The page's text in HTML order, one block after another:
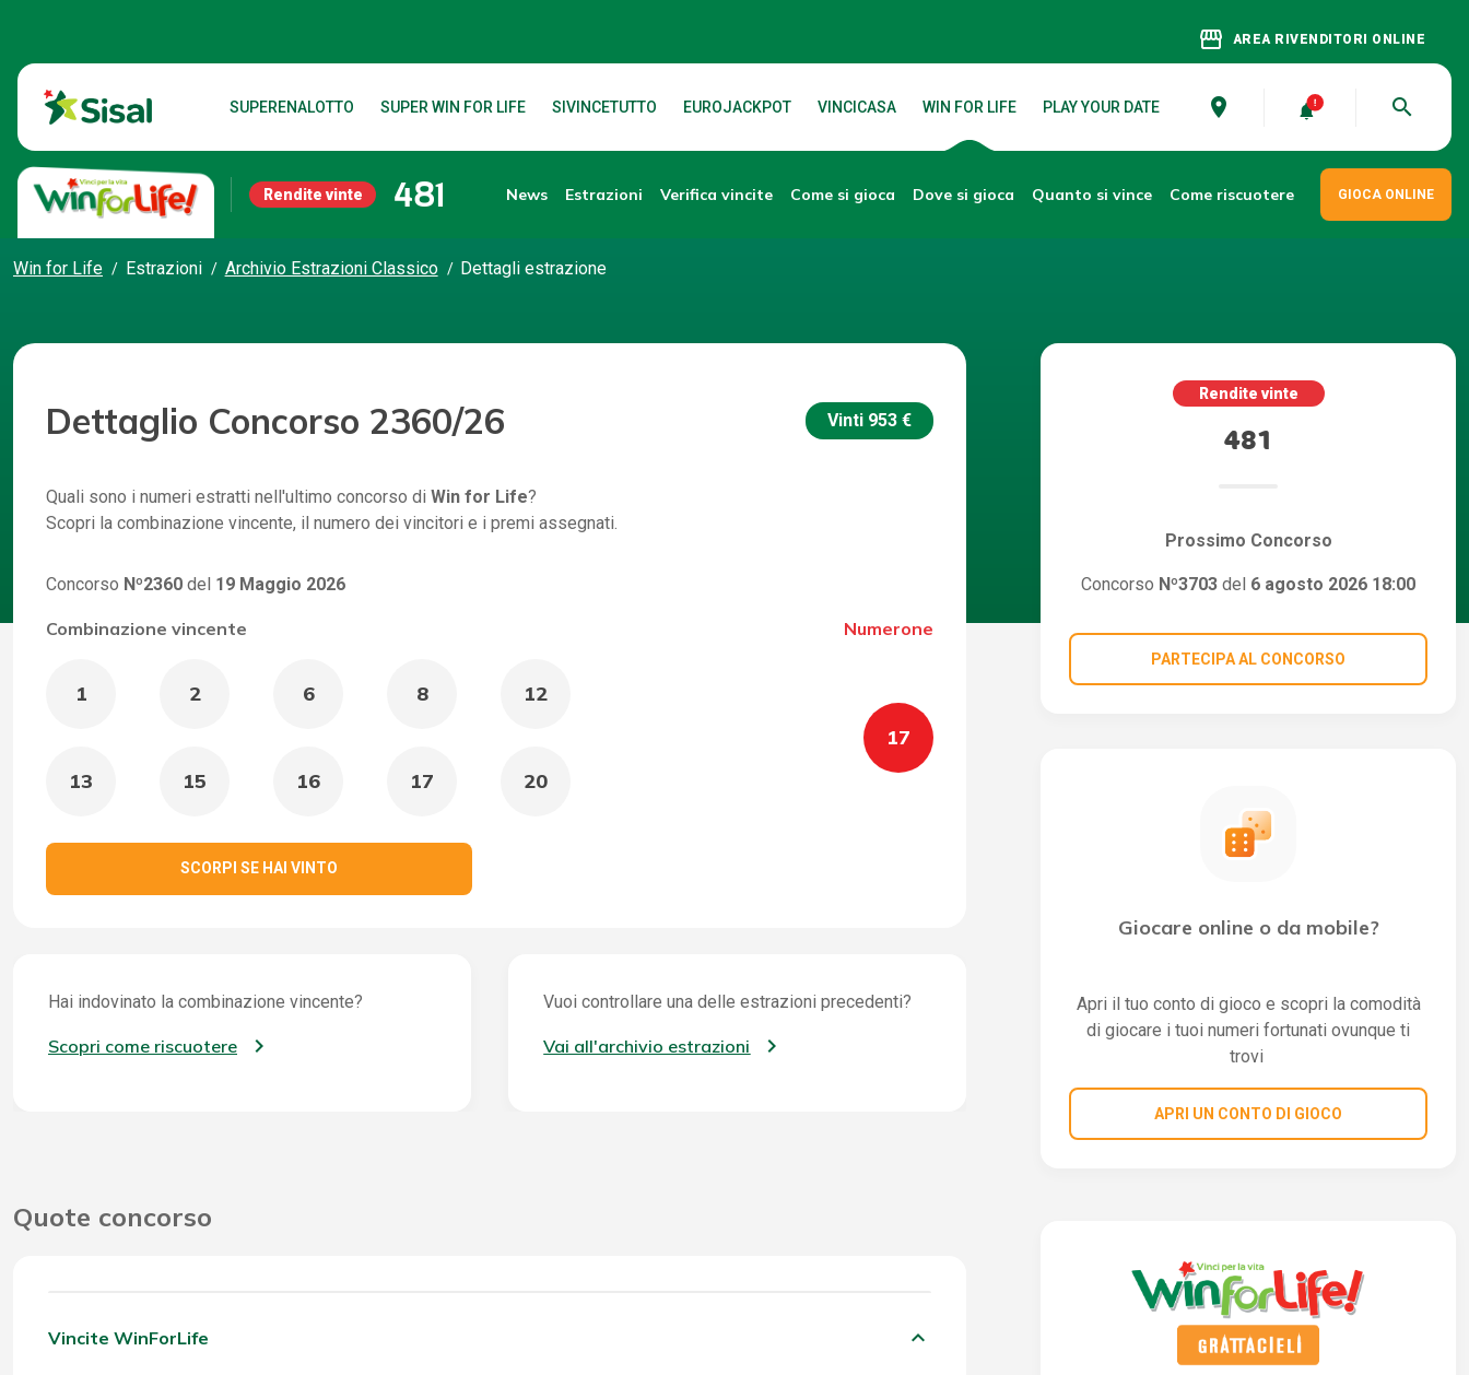
storefront AREA RIVENDITORI ONLINE
SUPERENALOTTO SUPER WIN FOR LIFE SIVINCETUTTO EUROJACKPOT VINCICASA WIN FOR LIFE PLAY YOUR DATE place search
Rendite vinte 481 News Estrazioni Verifica vincite Come si gioca Dove si gioca Quanto si vince Come riscuotere GIOCA ONLINE
Win for Life Estrazioni Archivio Estrazioni Classico Dettagli estrazione
Dettaglio Concorso 2360/26 Vinti 953 €
Quali sono i numeri estratti nell'ultimo concorso di Win for Life?
Scopri la combinazione vincente, il numero dei vincitori e i premi assegnati.
Concorso Nº2360 del 19 Maggio 2026
Combinazione vincente Numerone
1 2 6 8 12
13 15 16 17 20
17
SCORPI SE HAI VINTO
Hai indovinato la combinazione vincente?
Scopri come riscuotere
Vuoi controllare una delle estrazioni precedenti?
Vai all'archivio estrazioni
Quote concorso
Vincite WinForLife keyboard_arrow_down
Rendite vinte
481
Prossimo Concorso
Concorso Nº3703 del 6 agosto 2026 18:00
PARTECIPA AL CONCORSO
Giocare online o da mobile?
Apri il tuo conto di gioco e scopri la comodità
di giocare i tuoi numeri fortunati ovunque ti
trovi
APRI UN CONTO DI GIOCO